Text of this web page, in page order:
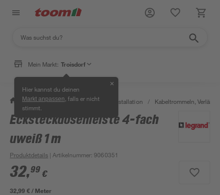
Mein Markt: Troisdorf
Hier kannst du deinen
Markt anpassen , falls er nicht
stimmt.
✕
/ Bauen & Renovieren / Elektroinstallation / Kabeltrommeln,
Ecksteckdosenleiste 4-fach
uweiß 1 m
Produktdetails | Artikelnummer:9060351
32,99 €
32,99 € / Meter